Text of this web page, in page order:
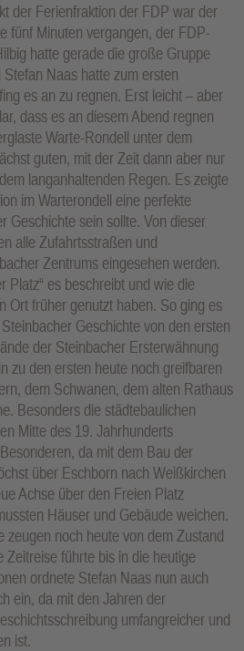
der Ferienfraktion der FDP war der
fünf Minuten vergangen, der FDP-
hatte gerade die große Gruppe
Naas hatte zum ersten
es an zu regnen. Erst leicht – aber
dass es an diesem Abend regnen
Warte-Rondell unter dem
guten, mit der Zeit dann aber nur
langanhaltenden Regen. Es zeigte
im Warterondell eine perfekte
Geschichte sein sollte. Von dieser
alle Zufahrtsstraßen und
Zentrums eingesehen werden.
Platz“ es beschreibt und wie die
Ort früher genutzt haben. So ging es
Geschichte von den ersten
der Steinbacher Ersterwähnung
zu den ersten heute noch greifbaren
dem Schwanen, dem alten Rathaus
Besonders die städtebaulichen
Mitte des 19. Jahrhunderts
da mit dem Bau der
über Eschborn nach Weißkirchen
Achse über den Freien Platz
Häuser und Gebäude weichen.
zeugen noch heute von dem Zustand
führte bis in die heutige
ordnete Stefan Naas nun auch
ein, da mit den Jahren der
umfangreicher und
ist.